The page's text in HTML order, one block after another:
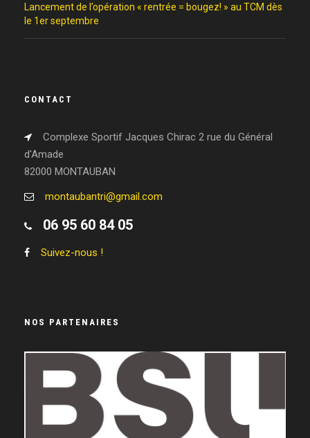
Lancement de l’opération « rentrée = bougez! » au TCM dès
le 1er septembre
CONTACT
Complexe Sportif Jacques Chirac 2 rue du Général
d'Amade
82000 MONTAUBAN
montaubantri@gmail.com
06 95 60 84 05
Suivez-nous !
NOS PARTENAIRES
LE RAYMOND
LEGEND WHEELS
VIVIPRINT
GASTON-SERVICE
CABI-GROUP
CIC
RRUNNING
LISSAC OPTICIEN